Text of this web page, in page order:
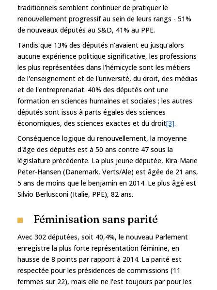
traditionnels semblent continuer de pratiquer le
renouvellement progressif au sein de leurs rangs - 51%
de nouveaux députés au S&D, 41% au PPE.
Tandis que 13% des députés n'avaient eu jusqu'alors
aucune expérience politique significative, les professions
les plus représentées dans l'hémicycle sont les métiers
de l'enseignement et de l'université, du droit, des médias
et de l'entreprenariat. 40% des députés ont une
formation en sciences humaines et sociales ; les autres
députés sont issus à parts égales des sciences
économiques, des sciences exactes et du droit[3].
Conséquence logique du renouvellement, la moyenne
d'âge des députés est à 50 ans contre 47 sous la
législature précédente. La plus jeune députée, Kira-Marie
Peter-Hansen (Danemark, Verts/Ale) est âgée de 21 ans,
5 ans de moins que le benjamin en 2014. Le plus âgé est
Silvio Berlusconi (Italie, PPE), 82 ans.
Féminisation sans parité
Avec 302 députées, soit 40,4%, le nouveau Parlement
enregistre la plus forte représentation féminine, en
hausse de 8 points par rapport à 2014. La parité est
respectée pour les présidences de commissions (11
femmes sur 22), mais elle ne l'est toujours par pour les